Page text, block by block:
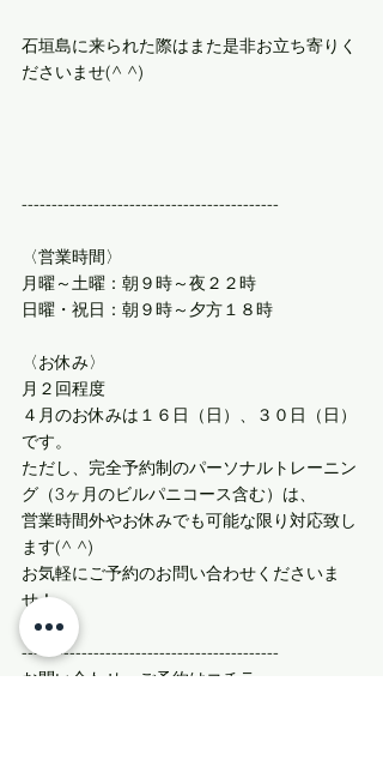
石垣島に来られた際はまた是非お立ち寄りく
ださいませ(^ ^)
-------------------------------------------
〈営業時間〉
月曜～土曜：朝９時～夜２２時
日曜・祝日：朝９時～夕方１８時
〈お休み〉
月２回程度
４月のお休みは１６日（日）、３０日（日）
です。
ただし、完全予約制のパーソナルトレーニン
グ（3ヶ月のビルパニコース含む）は、
営業時間外やお休みでも可能な限り対応致し
ます(^ ^)
お気軽にご予約のお問い合わせくださいま
せ！
-------------------------------------------
お問い合わせ・ご予約はコチラ